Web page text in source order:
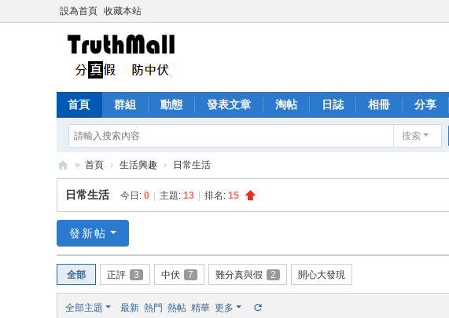
設為首頁 收藏本站
首頁 群組 動態 發表文章 淘帖 日誌 相冊 分享
搜索
Tr
ut
M
all
» 首頁 › 生活興趣 › 日常生活
日常生活 今日: 0 主題: 13 排名: 15
發新帖
全部 正評 3 中伏 7 難分真與假 2 開心大發現
全部主題 最新 熱門 熱帖 精華 更多